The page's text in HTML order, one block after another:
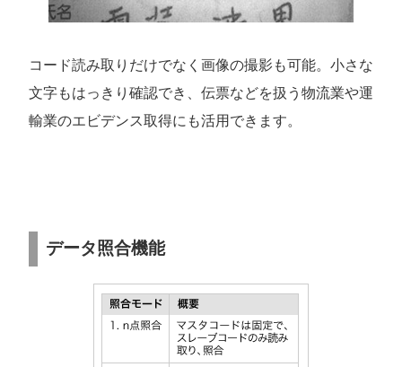
コード読み取りだけでなく画像の撮影も可能。小さな
文字もはっきり確認でき、伝票などを扱う物流業や運
輸業のエビデンス取得にも活用できます。
データ照合機能